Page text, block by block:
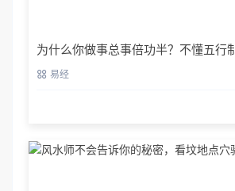
为什么你做事总事倍功半？不懂五行
力越容易走极端
易经